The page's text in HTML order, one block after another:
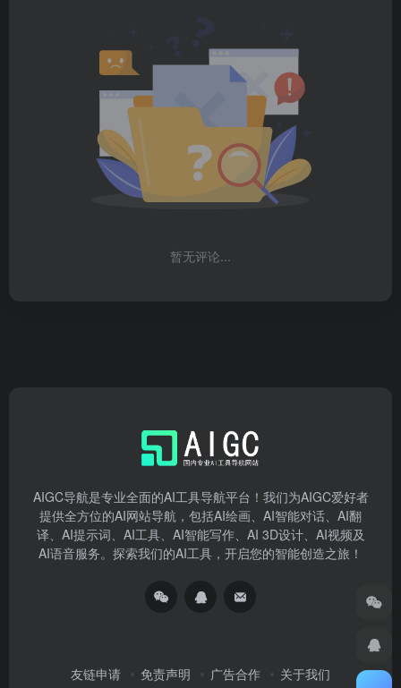
暂无评论...
AIGC导航是专业全面的AI工具导航平台！我们为AIGC爱好者
提供全方位的AI网站导航，包括AI绘画、AI智能对话、AI翻
译、AI提示词、AI工具、AI智能写作、AI 3D设计、AI视频及
AI语音服务。探索我们的AI工具，开启您的智能创造之旅！
友链申请 免责声明 广告合作 关于我们